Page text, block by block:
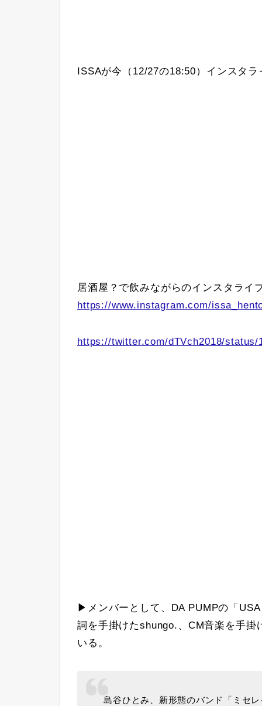
ISSAが今（12/27の18:50）インスタラ
居酒屋？で飲みながらのインスタライ
https://www.instagram.com/
https://twitter.com/dTVch2018/status/
▶メンバーとして、DA PUMPの「
詞を手掛けたshungo.、CM音楽を手
いる。
島谷ひとみ、新形態のバンド「ミセ